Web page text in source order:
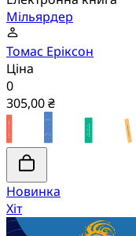
Мільярдер
Томас Еріксон
Ціна
0
305,00 ₴
Новинка
Хіт